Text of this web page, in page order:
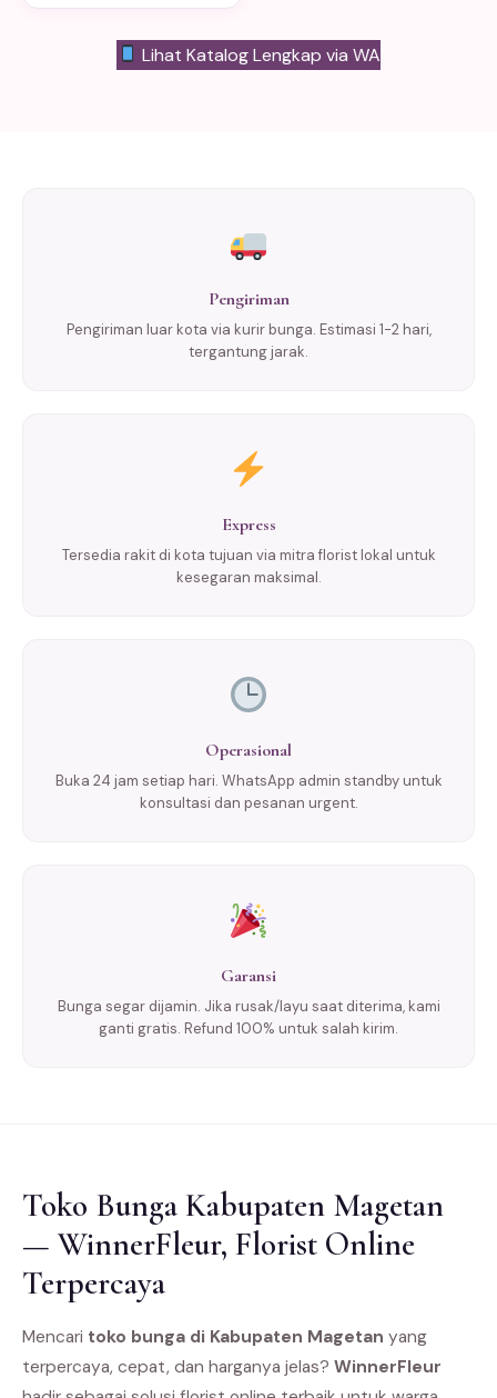
Lihat Katalog Lengkap via WA
Pengiriman
Pengiriman luar kota via kurir bunga. Estimasi 1-2 hari,
tergantung jarak.
Express
Tersedia rakit di kota tujuan via mitra florist lokal untuk
kesegaran maksimal.
Operasional
Buka 24 jam setiap hari. WhatsApp admin standby untuk
konsultasi dan pesanan urgent.
Garansi
Bunga segar dijamin. Jika rusak/layu saat diterima, kami
ganti gratis. Refund 100% untuk salah kirim.
Toko Bunga Kabupaten Magetan
— WinnerFleur, Florist Online
Terpercaya
Mencari toko bunga di Kabupaten Magetan yang
terpercaya, cepat, dan harganya jelas? WinnerFleur